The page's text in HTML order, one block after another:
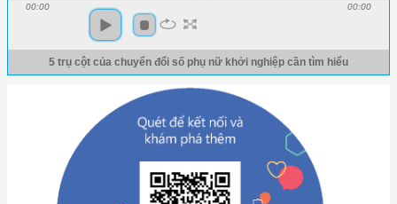
00:00 00:00
5 trụ cột của chuyển đổi số phụ nữ khởi nghiệp cần tìm hiểu